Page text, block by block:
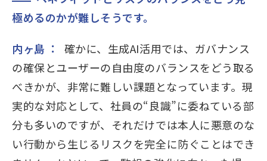
極めるのかが難しそうです。
内ヶ島 ：
確かに、生成AI活用では、ガバナンス
の確保とユーザーの自由度のバランスをどう取る
べきかが、非常に難しい課題となっています。現
実的な対応として、社員の“良識”に委ねている部
分も多いのですが、それだけでは本人に悪意のな
い行動から生じるリスクを完全に防ぐことはでき